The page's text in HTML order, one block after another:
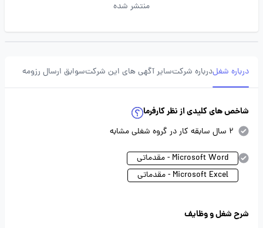
منتشر شده
درباره شغلدرباره شرکتسایر آگهی های این شرکتسوابق ارسال رزومه
شاخص های کلیدی از نظر کارفرما
2 سال سابقه کار در گروه شغلی مشابه
Microsoft Word - مقدماتی
Microsoft Excel - مقدماتی
شرح شغل و وظایف